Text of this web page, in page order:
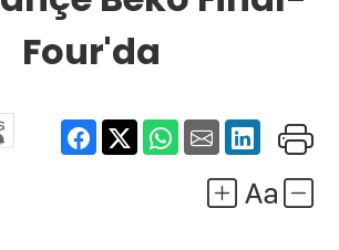
Four'da